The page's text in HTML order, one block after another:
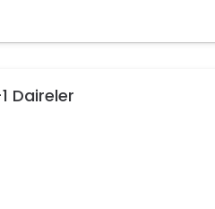
DAYANIKLI DOĞRAMALAR
MUTFAK ÇAMAŞIR ODASI
Daireler